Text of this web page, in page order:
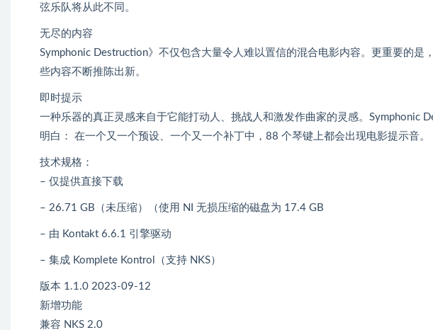
弦乐队将从此不同。
无尽的内容
Symphonic Destruction》不仅包含大量令人难以置信的混合电影内容。更重要的是
些内容不断推陈出新。
即时提示
一种乐器的真正灵感来自于它能打动人、挑战人和激发作曲家的灵感。Symphonic
明白： 在一个又一个预设、一个又一个补丁中，88 个琴键上都会出现电影提示音。
技术规格：
– 仅提供直接下载
– 26.71 GB（未压缩）（使用 NI 无损压缩的磁盘为 17.4 GB
– 由 Kontakt 6.6.1 引擎驱动
– 集成 Komplete Kontrol（支持 NKS）
版本 1.1.0 2023-09-12
新增功能
兼容 NKS 2.0